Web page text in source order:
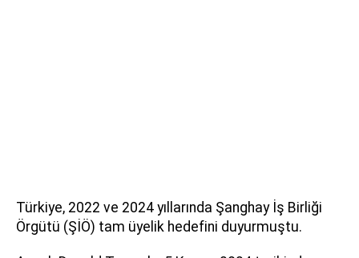
Türkiye, 2022 ve 2024 yıllarında Şanghay İş Birliği
Örgütü (ŞİÖ) tam üyelik hedefini duyurmuştu.